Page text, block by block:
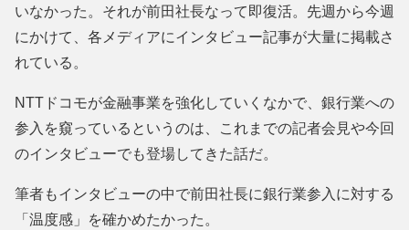
いなかった。それが前田社長なって即復活。先週から今週
にかけて、各メディアにインタビュー記事が大量に掲載さ
れている。
NTTドコモが金融事業を強化していくなかで、銀行業への
参入を窺っているというのは、これまでの記者会見や今回
のインタビューでも登場してきた話だ。
筆者もインタビューの中で前田社長に銀行業参入に対する
「温度感」を確かめたかった。